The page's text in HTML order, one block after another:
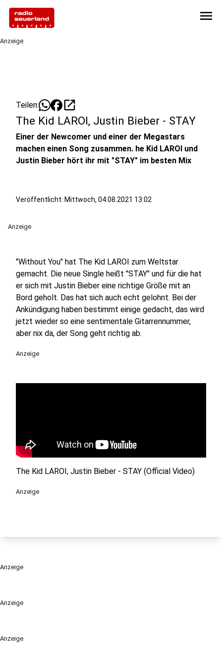
menu
Anzeige
Anzeige
Anzeige
Teilen: open_in_new
The Kid LAROI, Justin Bieber - STAY
Einer der Newcomer und einer der Megastars
machen einen Song zusammen. he Kid LAROI und
Justin Bieber hört ihr mit "STAY" im besten Mix
Veröffentlicht: Mittwoch, 04.08.2021 13:02
Anzeige
"Without You" hat The Kid LAROI zum Weltstar
gemacht. Die neue Single heißt "STAY" und für die hat
er sich mit Justin Bieber eine richtige Größe mit an
Bord geholt. Das hat sich auch echt gelohnt. Bei der
Ankündigung haben bestimmt einige gedacht, das wird
jetzt wieder so eine sentimentale Gitarrennummer,
aber nix da, der Song geht richtig ab.
Anzeige
The Kid LAROI, Justin Bieber - STAY (Official Video)
Anzeige
Anzeige